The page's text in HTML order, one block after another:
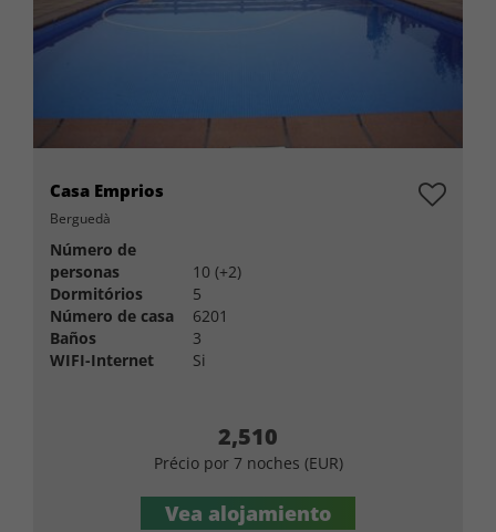
Casa Emprios
Berguedà
Número de
personas
10 (+2)
Dormitórios
5
Número de casa
6201
Baños
3
WIFI-Internet
Si
2,510
Précio por 7 noches (EUR)
Vea alojamiento